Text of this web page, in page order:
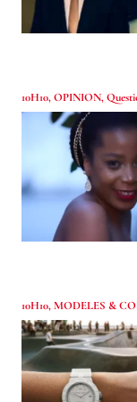
10H10,OPINION,
10H10,MODELES &